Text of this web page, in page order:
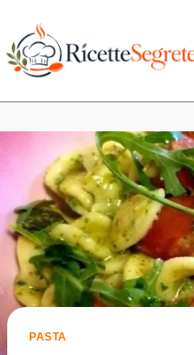
content
PASTA